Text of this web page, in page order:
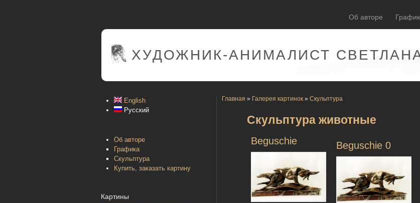
Об авторе
ХУДОЖНИК-АНИМАЛИСТ
English
Русский
Об авторе
Графика
Скульптура
Купить, заказать картину
Картины
Главная » Галерея картинок » Скульптура
Скульптура животные
Beguschie Beguschie 0